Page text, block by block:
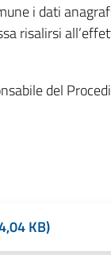
i dati
risalirsi
del
KB)